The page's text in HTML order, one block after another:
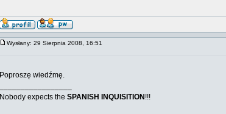
Wysłany: 29 Sierpnia 2008, 16:51
Poproszę wiedźmę.
Nobody expects the SPANISH INQUISITION !!!